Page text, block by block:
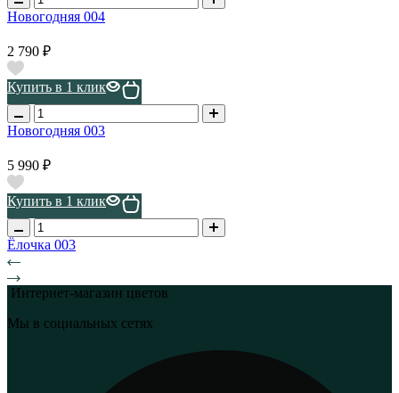
Новогодняя 004
2 790 ₽
Купить в 1 клик
Новогодняя 003
5 990 ₽
Купить в 1 клик
Ёлочка 003
Интернет-магазин цветов
Мы в социальных сетях